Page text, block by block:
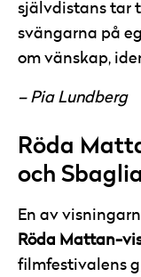
självdistans tar
svängarna på
om vänskap,
– Pia Lundberg
Röda
och
En av
Röda Mattan-
filmfestivalens